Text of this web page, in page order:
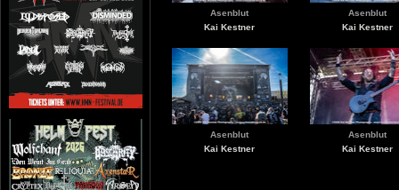
Asenblut
Kai Kestner
Asenblut
Kai Kestner
Asenblut
Kai Kestner
Asenblut
Kai Kestner